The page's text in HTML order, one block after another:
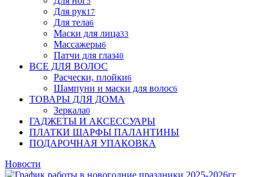
Для рук17
Для тела6
Маски для лица33
Массажеры6
Патчи для глаз40
ВСЕ ДЛЯ ВОЛОС
Расчески, плойки6
Шампуни и маски для волос6
ТОВАРЫ ДЛЯ ДОМА
Зеркала0
ГАДЖЕТЫ И АКСЕССУАРЫ
ПЛАТКИ ШАРФЫ ПАЛАНТИНЫ
ПОДАРОЧНАЯ УПАКОВКА
Новости